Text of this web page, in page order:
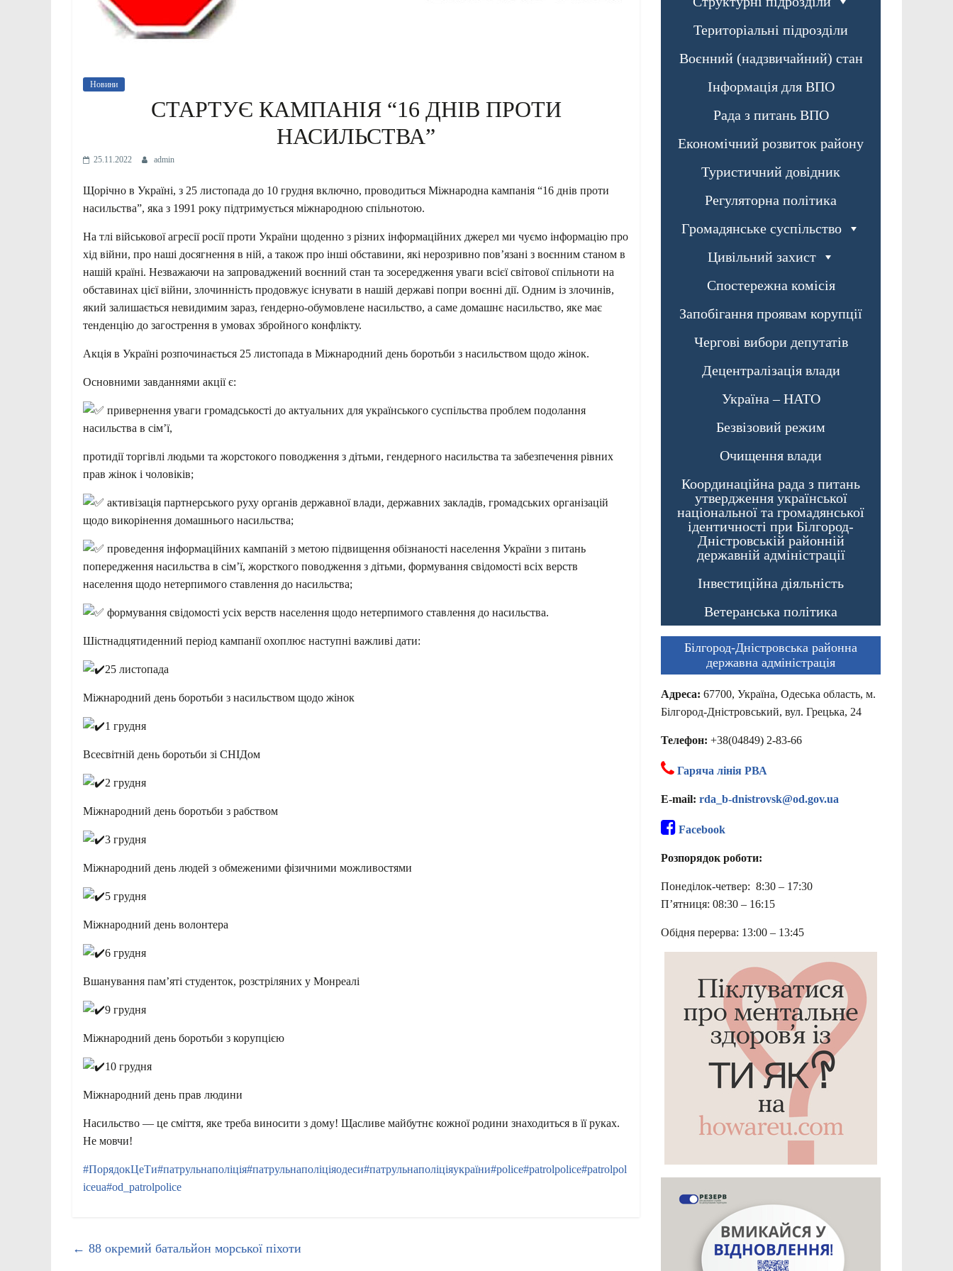
Новини
СТАРТУЄ КАМПАНІЯ “16 ДНІВ ПРОТИ
НАСИЛЬСТВА”
25.11.2022 admin
Щорічно в Україні, з 25 листопада до 10 грудня включно, проводиться Міжнародна кампанія “16 днів проти
насильства”, яка з 1991 року підтримується міжнародною спільнотою.
На тлі військової агресії росії проти України щоденно з різних інформаційних джерел ми чуємо інформацію про
хід війни, про наші досягнення в ній, а також про інші обставини, які нерозривно пов’язані з воєнним станом в
нашій країні. Незважаючи на запроваджений воєнний стан та зосередження уваги всієї світової спільноти на
обставинах цієї війни, злочинність продовжує існувати в нашій державі попри воєнні дії. Одним із злочинів,
який залишається невидимим зараз, ґендерно-обумовлене насильство, а саме домашнє насильство, яке має
тенденцію до загострення в умовах збройного конфлікту.
Акція в Україні розпочинається 25 листопада в Міжнародний день боротьби з насильством щодо жінок.
Основними завданнями акції є:
привернення уваги громадськості до актуальних для українського суспільства проблем подолання
насильства в сім’ї,
протидії торгівлі людьми та жорстокого поводження з дітьми, гендерного насильства та забезпечення рівних
прав жінок і чоловіків;
активізація партнерського руху органів державної влади, державних закладів, громадських організацій
щодо викорінення домашнього насильства;
проведення інформаційних кампаній з метою підвищення обізнаності населення України з питань
попередження насильства в сім’ї, жорсткого поводження з дітьми, формування свідомості всіх верств
населення щодо нетерпимого ставлення до насильства;
формування свідомості усіх верств населення щодо нетерпимого ставлення до насильства.
Шістнадцятиденний період кампанії охоплює наступні важливі дати:
25 листопада
Міжнародний день боротьби з насильством щодо жінок
1 грудня
Всесвітній день боротьби зі СНІДом
2 грудня
Міжнародний день боротьби з рабством
3 грудня
Міжнародний день людей з обмеженими фізичними можливостями
5 грудня
Міжнародний день волонтера
6 грудня
Вшанування пам’яті студенток, розстріляних у Монреалі
9 грудня
Міжнародний день боротьби з корупцією
10 грудня
Міжнародний день прав людини
Насильство — це сміття, яке треба виносити з дому! Щасливе майбутнє кожної родини знаходиться в її руках.
Не мовчи!
#ПорядокЦеТи#патрульнаполіція#патрульнаполіціяодеси#патрульнаполіціяукраїни#police#patrolpolice#patrolpol
iceua#od_patrolpolice
← 88 окремий батальйон морської піхоти
Територіальні підрозділи
Воєнний (надзвичайний) стан
Інформація для ВПО
Рада з питань ВПО
Економічний розвиток району
Туристичний довідник
Регуляторна політика
Громадянське суспільство
Цивільний захист
Спостережна комісія
Запобігання проявам корупції
Чергові вибори депутатів
Децентралізація влади
Україна – НАТО
Безвізовий режим
Очищення влади
Координаційна рада з питань
утвердження української
національної та громадянської
ідентичності при Білгород-
Дністровській районній
державній адміністрації
Інвестиційна діяльність
Ветеранська політика
Білгород-Дністровська районна
державна адміністрація
Адреса: 67700, Україна, Одеська область, м.
Білгород-Дністровський, вул. Грецька, 24
Телефон: +38(04849) 2-83-66
Гаряча лінія РВА
E-mail: rda_b-dnistrovsk@od.gov.ua
Facebook
Розпорядок роботи:
Понеділок-четвер: 8:30 – 17:30
П’ятниця: 08:30 – 16:15
Обідня перерва: 13:00 – 13:45